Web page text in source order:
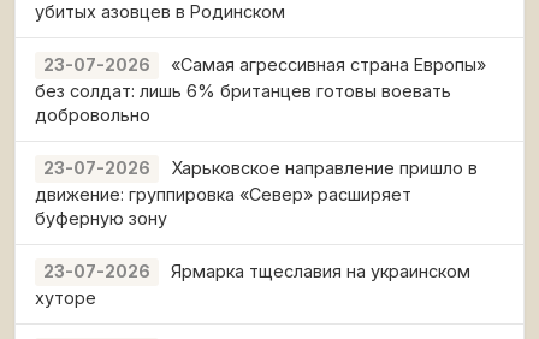
убитых азовцев в Родинском
23-07-2026
«Самая агрессивная страна Европы»
без солдат: лишь 6% британцев готовы воевать
добровольно
23-07-2026
Харьковское направление пришло в
движение: группировка «Север» расширяет
буферную зону
23-07-2026
Ярмарка тщеславия на украинском
хуторе